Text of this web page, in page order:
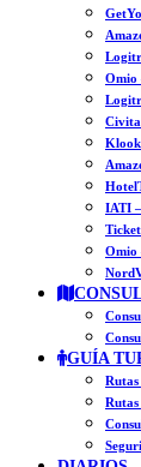
Omio
Klook
IATI
Omio
GUÍA